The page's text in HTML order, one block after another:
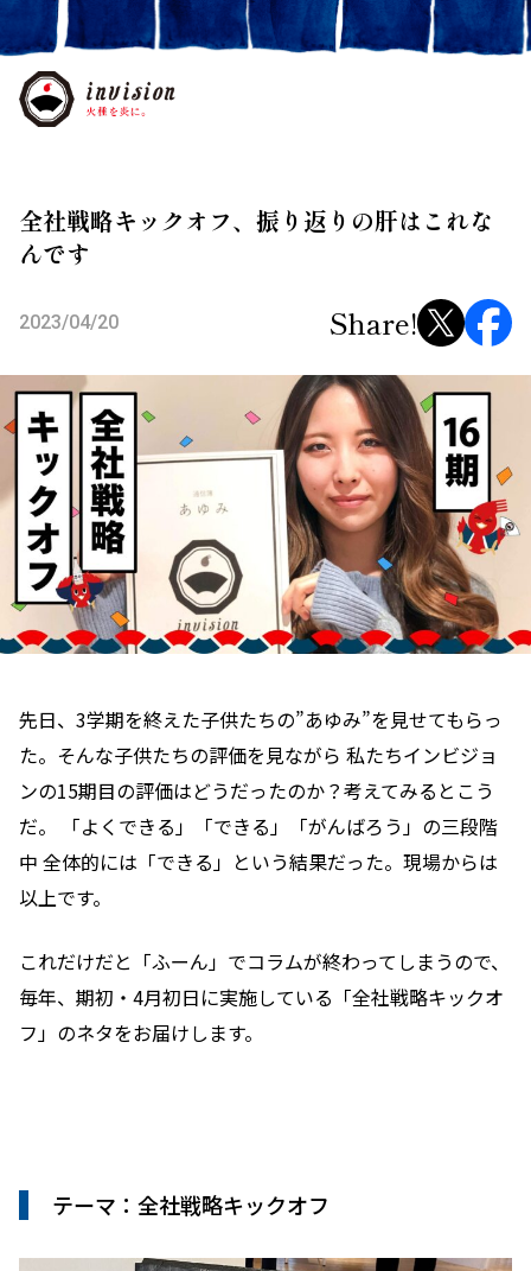
全社戦略キックオフ、振り返りの肝はこれな
んです
2023/04/20 Share!
先日、3学期を終えた子供たちの”あゆみ”を見せてもらっ
た。そんな子供たちの評価を見ながら 私たちインビジョ
ンの15期目の評価はどうだったのか？考えてみるとこう
だ。 「よくできる」「できる」「がんばろう」の三段階
中 全体的には「できる」という結果だった。現場からは
以上です。
これだけだと「ふーん」でコラムが終わってしまうので、
毎年、期初・4月初日に実施している「全社戦略キックオ
フ」のネタをお届けします。
テーマ：全社戦略キックオフ